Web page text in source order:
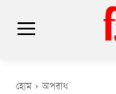
হোম অপরাধ